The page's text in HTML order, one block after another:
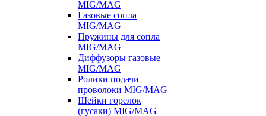
MIG/MAG
Газовые сопла
MIG/MAG
Пружины для сопла
MIG/MAG
Диффузоры газовые
MIG/MAG
Ролики подачи
проволоки MIG/MAG
Шейки горелок
(гусаки) MIG/MAG